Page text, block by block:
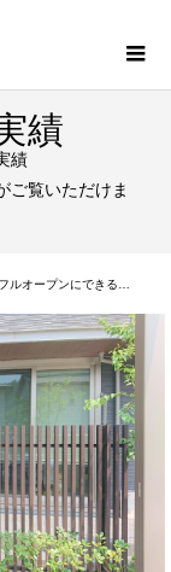
績
績
ご覧いただけま
フルオープンにできるガーデンルームとタイルデッキ｜各務原市